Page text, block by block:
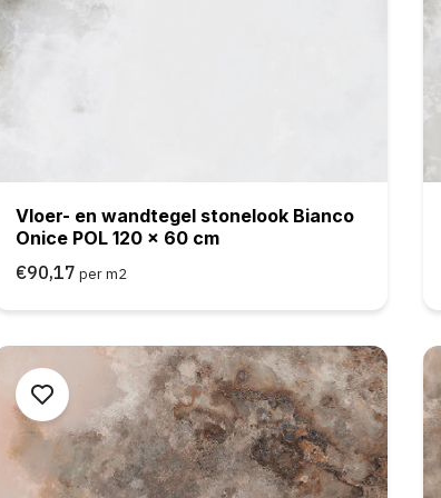
Vloer- en wandtegel stonelook Bianco
Onice POL 120 x 60 cm
€90,17 per m2